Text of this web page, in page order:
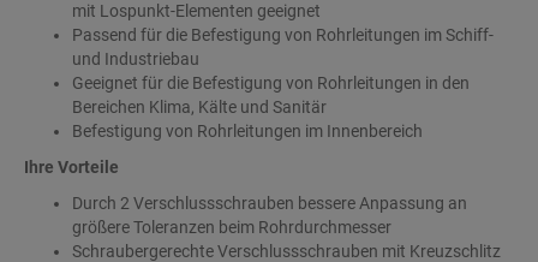
mit Lospunkt-Elementen geeignet
Passend für die Befestigung von Rohrleitungen im Schiff-
und Industriebau
Geeignet für die Befestigung von Rohrleitungen in den
Bereichen Klima, Kälte und Sanitär
Befestigung von Rohrleitungen im Innenbereich
Ihre Vorteile
Durch 2 Verschlussschrauben bessere Anpassung an
größere Toleranzen beim Rohrdurchmesser
Schraubergerechte Verschlussschrauben mit Kreuzschlitz